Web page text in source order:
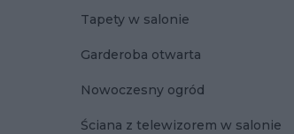
Tapety w salonie
Garderoba otwarta
Nowoczesny ogród
Ściana z telewizorem w salonie